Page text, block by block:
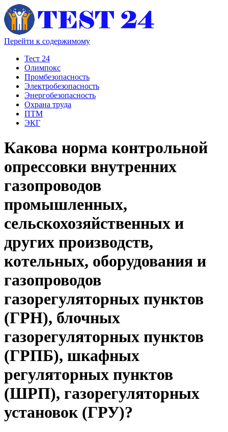
Перейти к содержимому
Тест 24
Олимпокс
Промбезопасность
Электробезопасность
Энергобезопасность
Охрана труда
ПТМ
ЭКГ
Какова норма контрольной
опрессовки внутренних
газопроводов
промышленных,
сельскохозяйственных и
других производств,
котельных, оборудования и
газопроводов
газорегуляторных пунктов
(ГРН), блочных
газорегуляторных пунктов
(ГРПБ), шкафных
регуляторных пунктов
(ШРП), газорегуляторных
установок (ГРУ)?